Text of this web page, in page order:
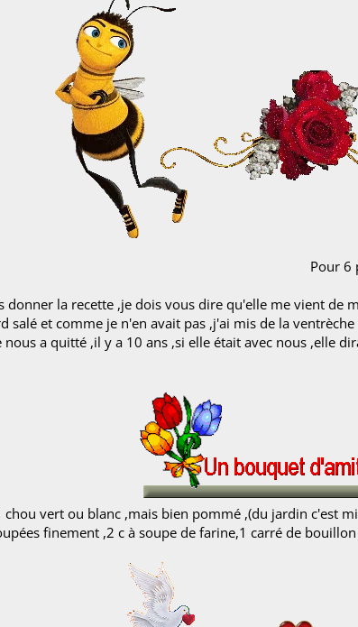
6
donner la recette ,je dois vous dire qu'elle me vient de
salé et comme je n'en avait pas ,j'ai mis de la
nous a quitté ,il y a 10 ans ,si elle était avec nous ,elle
chou vert ou blanc ,mais bien pommé ,(du jardin c'est
finement ,2 c à soupe de farine,1 carré de